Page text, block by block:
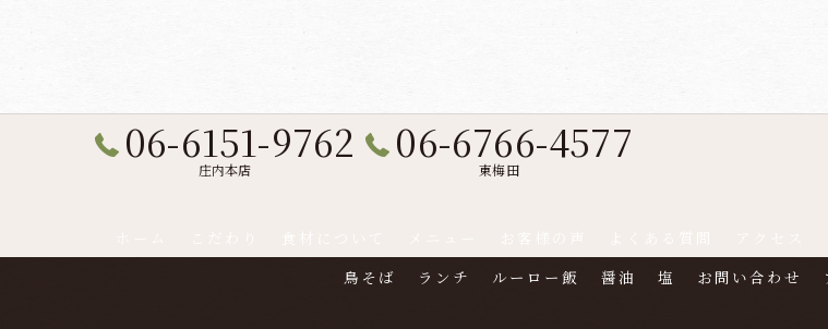
06-6151-9762
庄内本店
06-6766-4577
東梅田
鳥そば
ランチ ルーロー飯 醤油 塩 お問い合わせ